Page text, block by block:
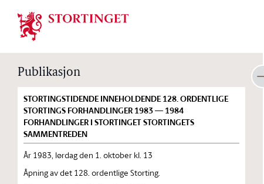
Stortinget.no
Publikasjon
STORTINGSTIDENDE INNEHOLDENDE 128. ORDENTLIGE
STORTINGS FORHANDLINGER 1983 — 1984
FORHANDLINGER I STORTINGET STORTINGETS
SAMMENTREDEN
År 1983, lørdag den 1. oktober kl. 13
Åpning av det 128. ordentlige Storting.